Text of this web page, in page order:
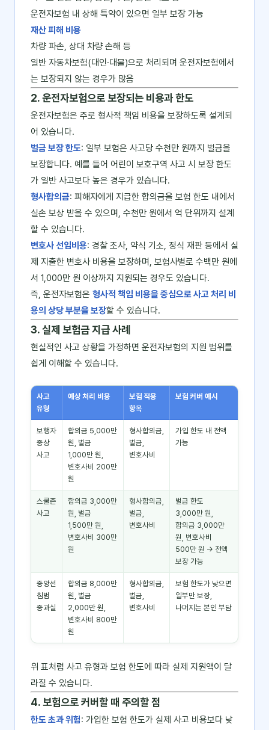
운전자보험 내 상해 특약이 있으면 일부 보장 가능
재산 피해 비용
차량 파손, 상대 차량 손해 등
일반 자동차보험(대인·대물)으로 처리되며 운전자보험에서
는 보장되지 않는 경우가 많음
2. 운전자보험으로 보장되는 비용과 한도
운전자보험은 주로 형사적 책임 비용을 보장하도록 설계되
어 있습니다.
벌금 보장 한도: 일부 보험은 사고당 수천만 원까지 벌금을
보장합니다. 예를 들어 어린이 보호구역 사고 시 보장 한도
가 일반 사고보다 높은 경우가 있습니다.
형사합의금: 피해자에게 지급한 합의금을 보험 한도 내에서
실손 보상 받을 수 있으며, 수천만 원에서 억 단위까지 설계
할 수 있습니다.
변호사 선임비용: 경찰 조사, 약식 기소, 정식 재판 등에서 실
제 지출한 변호사 비용을 보장하며, 보험사별로 수백만 원에
서 1,000만 원 이상까지 지원되는 경우도 있습니다.
즉, 운전자보험은 형사적 책임 비용을 중심으로 사고 처리 비
용의 상당 부분을 보장할 수 있습니다.
3. 실제 보험금 지급 사례
현실적인 사고 상황을 가정하면 운전자보험의 지원 범위를
쉽게 이해할 수 있습니다.
사고
유형
예상 처리 비용
보험 적용
항목
보험 커버 예시
보행자
중상
사고
합의금 5,000만
원, 벌금
1,000만 원,
변호사비 200만
원
형사합의금,
벌금,
변호사비
가입 한도 내 전액
가능
스쿨존
사고
합의금 3,000만
원, 벌금
1,500만 원,
변호사비 300만
원
형사합의금,
벌금,
변호사비
벌금 한도
3,000만 원,
합의금 3,000만
원, 변호사비
500만 원 → 전액
보장 가능
중앙선
침범
중과실
합의금 8,000만
원, 벌금
2,000만 원,
변호사비 800만
원
형사합의금,
벌금,
변호사비
보험 한도가 낮으면
일부만 보장,
나머지는 본인 부담
위 표처럼 사고 유형과 보험 한도에 따라 실제 지원액이 달
라질 수 있습니다.
4. 보험으로 커버할 때 주의할 점
한도 초과 위험: 가입한 보험 한도가 실제 사고 비용보다 낮